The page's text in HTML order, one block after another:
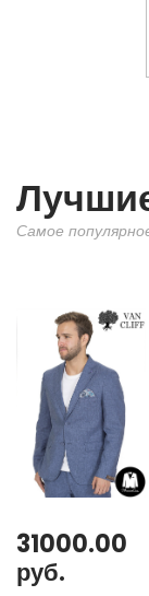
Самое
31000.00
руб.